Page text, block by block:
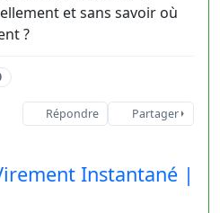
et sans savoir où
?
Répondre Partager
Instantané |